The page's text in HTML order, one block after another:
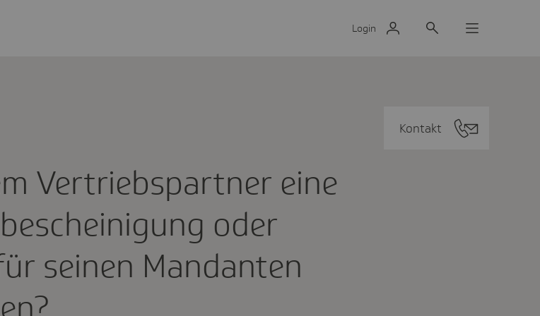
Login
Kontakt
Vertriebs­partner eine
oder
seinen Mandanten